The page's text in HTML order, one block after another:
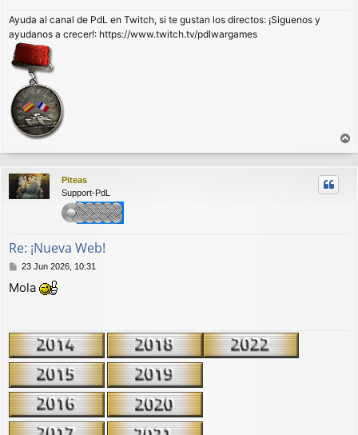
Ayuda al canal de PdL en Twitch, si te gustan los directos: ¡Siguenos y
ayudanos a crecer!: https://www.twitch.tv/pdlwargames
r
r
Piteas
Support-PdL
Re: ¡Nueva Web!
M
n
e
23 Jun 2026, 10:31
Mola